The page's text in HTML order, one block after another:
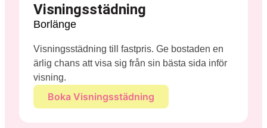
Visningsstädning
Borlänge
Visningsstädning till fastpris. Ge bostaden en
ärlig chans att visa sig från sin bästa sida inför
visning.
Boka Visningsstädning